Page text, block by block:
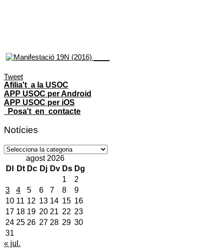
Tweet
Afilia't a la USOC
APP USOC per Android
APP USOC per iOS
Posa't en contacte
Notícies
Notícies
agost 2026
Dl
Dt Dc Dj Dv Ds Dg
1
2
3
4 5 6 7 8
9
10 11 12 13 14 15 16
17 18 19 20 21 22 23
24 25 26 27 28 29 30
31
« jul.